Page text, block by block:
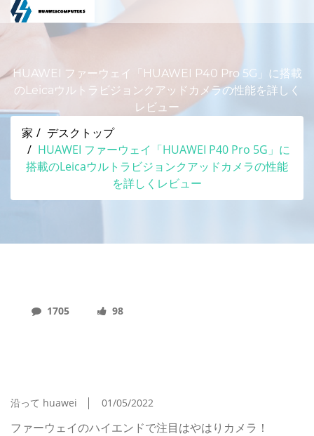
HUAWEI ファーウェイ「HUAWEI P40 Pro 5G」に搭載
のLeicaウルトラビジョンクアッドカメラの性能を詳しく
レビュー
家
デスクトップ
HUAWEI ファーウェイ「HUAWEI P40 Pro 5G」に
搭載のLeicaウルトラビジョンクアッドカメラの性能
を詳しくレビュー
1705 98
沿って huawei 01/05/2022
ファーウェイのハイエンドで注目はやはりカメラ！